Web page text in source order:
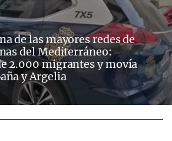
de las mayores redes de
del Mediterráneo:
2.000 migrantes y movía
y Argelia